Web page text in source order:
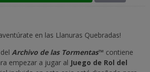
en las Llanuras Quebradas!
Archivo de las Tormentas™ contiene
empezar a jugar al Juego de Rol del